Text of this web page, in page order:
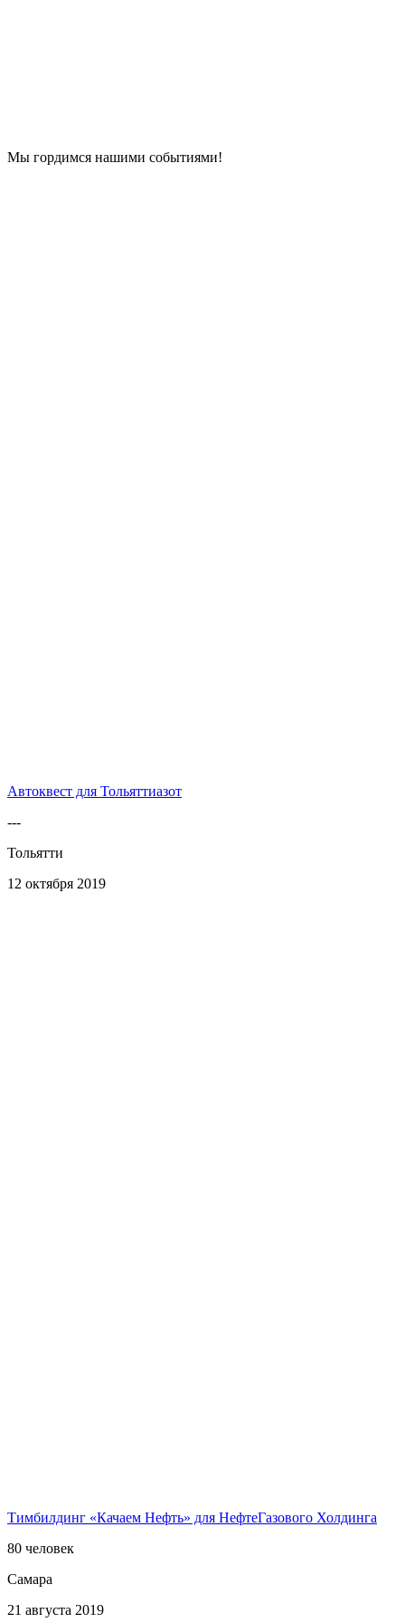
Мы гордимся нашими событиями!
Автоквест для Тольяттиазот
---
Тольятти
12 октября 2019
Тимбилдинг «Качаем Нефть» для НефтеГазового Холдинга
80 человек
Самара
21 августа 2019